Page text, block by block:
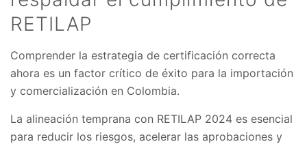
RETILAP
Comprender la estrategia de certificación correcta
ahora es un factor crítico de éxito para la importación
y comercialización en Colombia.
La alineación temprana con RETILAP 2024 es esencial
para reducir los riesgos, acelerar las aprobaciones y